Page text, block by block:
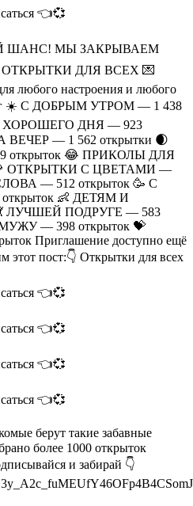
👈💞
ШАНС! МЫ ЗАКРЫВАЕМ
ОТКРЫТКИ ДЛЯ ВСЕХ 💌
любого настроения и любого
☀️ С ДОБРЫМ УТРОМ — 1 438
ХОРОШЕГО ДНЯ — 923
— 1 562 открытки 🌒
😂 ПРИКОЛЫ ДЛЯ
ОТКРЫТКИ С ЦВЕТАМИ —
— 512 открыток 🥳 С
👶 ДЕТЯМ И
ЛУЧШЕЙ ПОДРУГЕ — 583
— 398 открыток 💝
Приглашение доступно ещё
этот пост:👇 Открытки для всех
👈💞
👈💞
👈💞
👈💞
берут такие забавные
более 1000 открыток
и забирай 👇